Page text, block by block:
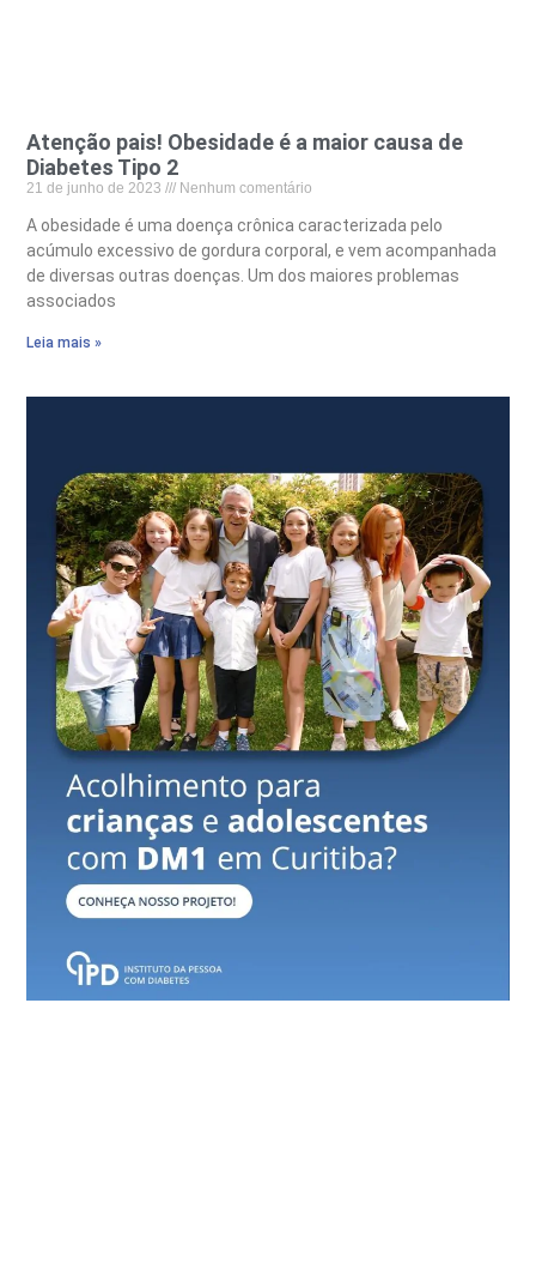
Atenção pais! Obesidade é a maior causa de
Diabetes Tipo 2
21 de junho de 2023 Nenhum comentário
A obesidade é uma doença crônica caracterizada pelo
acúmulo excessivo de gordura corporal, e vem acompanhada
de diversas outras doenças. Um dos maiores problemas
associados
Leia mais »